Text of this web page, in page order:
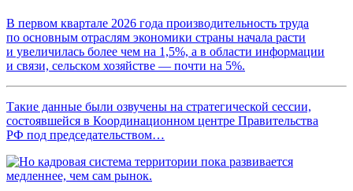
В первом квартале 2026 года производительность труда
по основным отраслям экономики страны начала расти
и увеличилась более чем на 1,5%, а в области информации
и связи, сельском хозяйстве — почти на 5%.
Такие данные были озвучены на стратегической сессии,
состоявшейся в Координационном центре Правительства
РФ под председательством…